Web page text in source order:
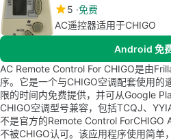
5 免费
AC遥控器适用于CHIGO
Android 免
AC Remote Control For CHIGO是由
序。它是一个与CHIGO空调配套使用的
限的时间内免费提供，并可从Google
CHIGO空调型号兼容，包括TCQJ、
不是官方的Remote Control ForCHIGO
不被CHIGO认可。该应用程序使用简单